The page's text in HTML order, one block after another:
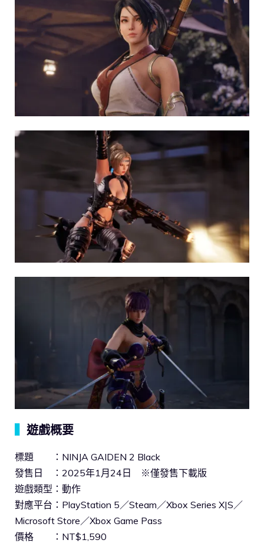
遊戲概要
標題 ：NINJA GAIDEN 2 Black
發售日 ：2025年1月24日 ※僅發售下載版
遊戲類型：動作
對應平台：PlayStation 5／Steam／Xbox Series X|S／
Microsoft Store／Xbox Game Pass
價格 ：NT$1,590